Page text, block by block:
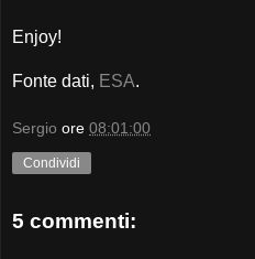
Enjoy!
Fonte dati, ESA.
Sergio ore 08:01:00
Condividi
5 commenti: